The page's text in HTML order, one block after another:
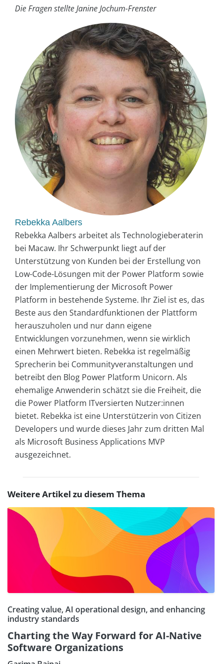
Die Fragen stellte Janine Jochum-Frenster
Rebekka Aalbers
Rebekka Aalbers arbeitet als Technologieberaterin
bei Macaw. Ihr Schwerpunkt liegt auf der
Unterstützung von Kunden bei der Erstellung von
Low-Code-Lösungen mit der Power Platform sowie
der Implementierung der Microsoft Power
Platform in bestehende Systeme. Ihr Ziel ist es, das
Beste aus den Standardfunktionen der Plattform
herauszuholen und nur dann eigene
Entwicklungen vorzunehmen, wenn sie wirklich
einen Mehrwert bieten. Rebekka ist regelmäßig
Sprecherin bei Communityveranstaltungen und
betreibt den Blog Power Platform Unicorn. Als
ehemalige Anwenderin schätzt sie die Freiheit, die
die Power Platform ITversierten Nutzer:innen
bietet. Rebekka ist eine Unterstützerin von Citizen
Developers und wurde dieses Jahr zum dritten Mal
als Microsoft Business Applications MVP
ausgezeichnet.
Weitere Artikel zu diesem Thema
Creating value, AI operational design, and enhancing
industry standards
Charting the Way Forward for AI-Native
Software Organizations